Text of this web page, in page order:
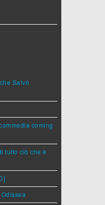
Salvò
coming
tutto ciò che è